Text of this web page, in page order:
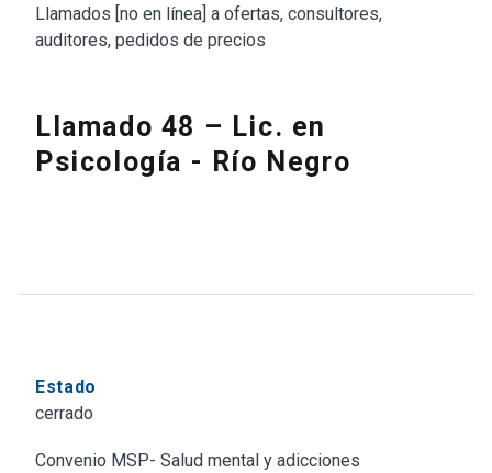
Llamados [no en línea] a ofertas, consultores,
auditores, pedidos de precios
Llamado 48 – Lic. en
Psicología - Río Negro
Estado
cerrado
Convenio MSP- Salud mental y adicciones